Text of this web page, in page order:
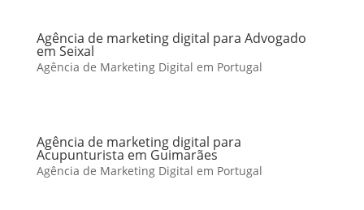
Agência de marketing digital para Advogado
em Seixal
Agência de Marketing Digital em Portugal
Agência de marketing digital para
Acupunturista em Guimarães
Agência de Marketing Digital em Portugal